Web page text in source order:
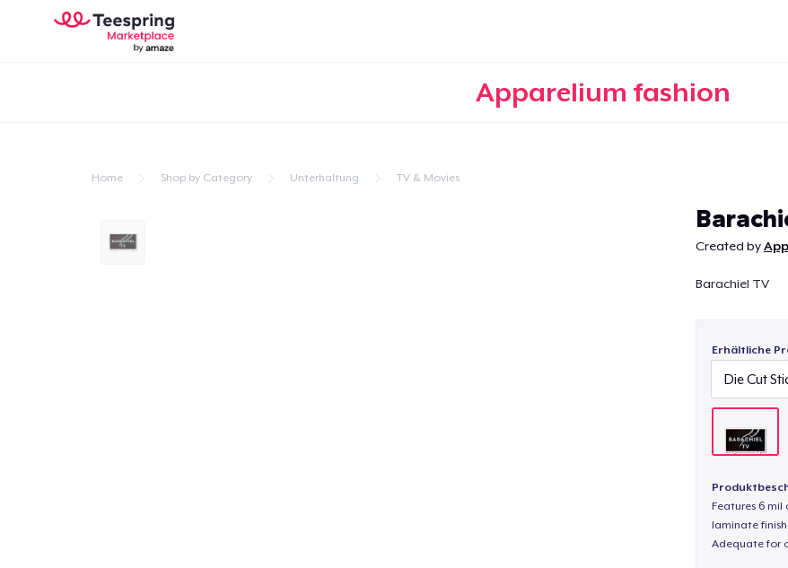
Apparelium fashion
Home Shop by Category Unterhaltung TV & Movies
Created by
Barachiel TV
Erhältliche
Features 6 mil
laminate
Adequate for